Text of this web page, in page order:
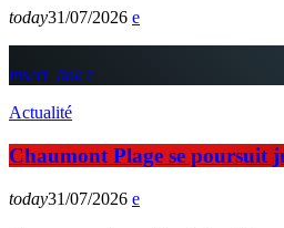
today31/07/2026
insert_link
Actualité
Chaumont Plage se poursuit
today31/07/2026